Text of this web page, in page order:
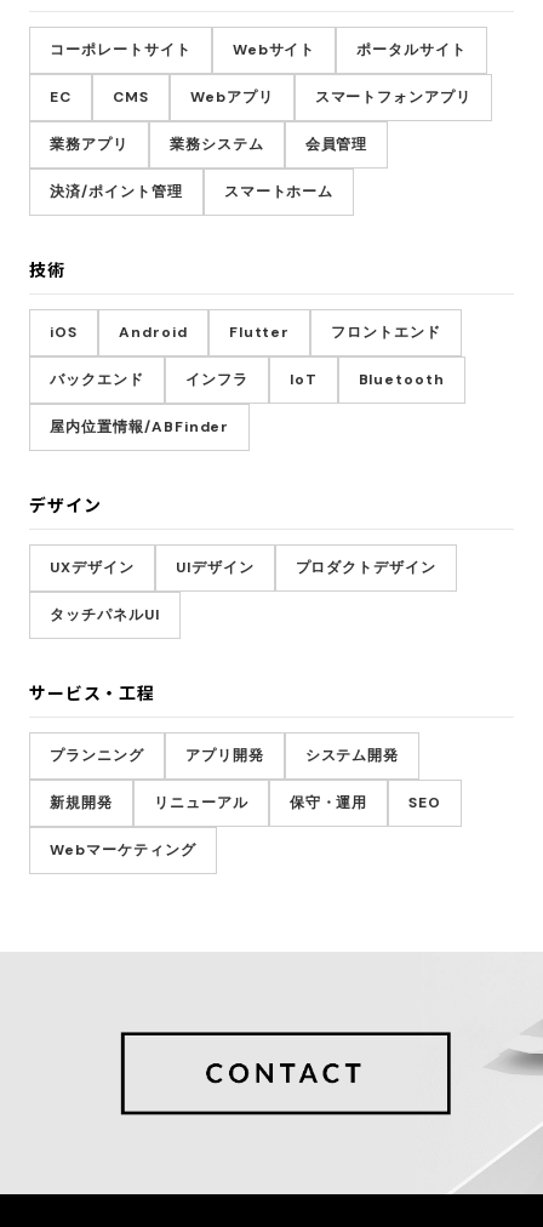
コーポレートサイト Webサイト ポータルサイト
EC CMS Webアプリ スマートフォンアプリ
業務アプリ 業務システム 会員管理
決済/ポイント管理 スマートホーム
技術
iOS Android Flutter フロントエンド
バックエンド インフラ IoT Bluetooth
屋内位置情報/ABFinder
デザイン
UXデザイン UIデザイン プロダクトデザイン
タッチパネルUI
サービス・工程
プランニング アプリ開発 システム開発
新規開発 リニューアル 保守・運用 SEO
Webマーケティング